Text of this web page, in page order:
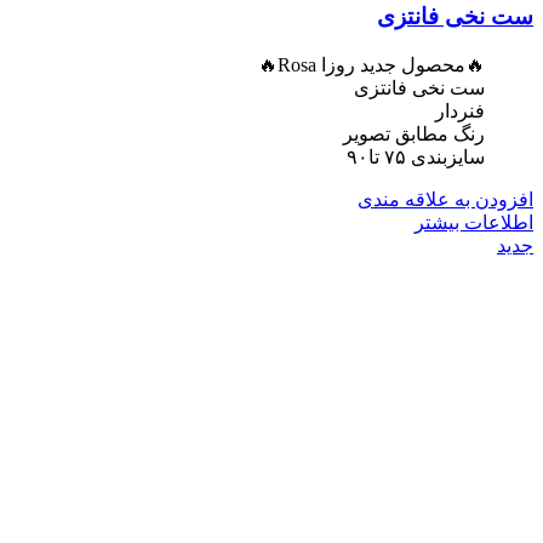
ست نخی فانتزی
🔥محصول جدید روزا Rosa🔥
ست نخی فانتزی
فنردار
رنگ مطابق تصویر
سایزبندی ۷۵ تا۹۰
افزودن به علاقه مندی
اطلاعات بیشتر
جدید